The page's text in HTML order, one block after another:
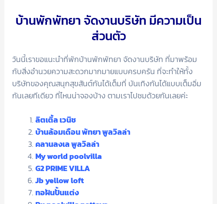
บ้านพักพัทยา จัดงานบริษัท มีความเป็น
ส่วนตัว
วันนี้เราขอแนะนำที่พักบ้านพักพัทยา จัดงานบริษัท ที่มาพร้อม
กับสิ่งอำนวยความสะดวกมากมายแบบครบครัน ที่จะทำให้ทั้ง
บริษัทของคุณสนุกสุขสันต์กันได้เต็มที่ บันเทิงกันได้แบบเต็มอิ่ม
กันเลยทีเดียว ที่ไหนน่าจองบ้าง ตามเราไปชมด้วยกันเลยค่ะ
ลิตเติ้ล เวนิช
บ้านล้อมเดือน พัทยา พูลวิลล่า
คลานลงเล พูลวิลล่า
My world poolvilla
G2 PRIME VILLA
Jb yellow loft
ทอฝันปั้นแต่ง